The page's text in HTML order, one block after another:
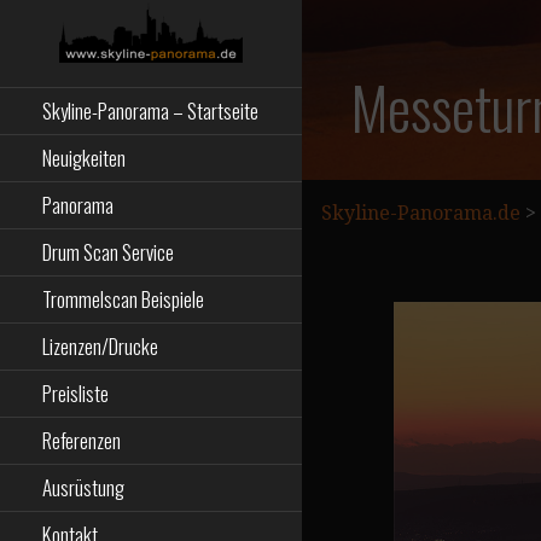
SKYLINE-
PANORAMA.DE
Skyline-Panorama – Startseite
Neuigkeiten
Panorama
Drum Scan Service
Trommelscan Beispiele
Lizenzen/Drucke
Preisliste
Referenzen
Ausrüstung
Kontakt
Skyline-Panorama.de >